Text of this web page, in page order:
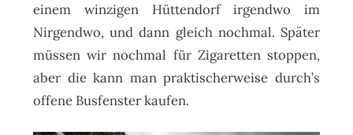
einem winzigen Hüttendorf irgendwo im
Nirgendwo, und dann gleich nochmal. Später
müssen wir nochmal für Zigaretten stoppen,
aber die kann man praktischerweise durch’s
offene Busfenster kaufen.